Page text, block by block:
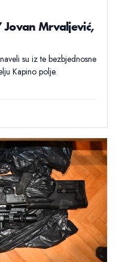
Jovan Mrvaljević,
su iz te bezbjednosne
Kapino polje.